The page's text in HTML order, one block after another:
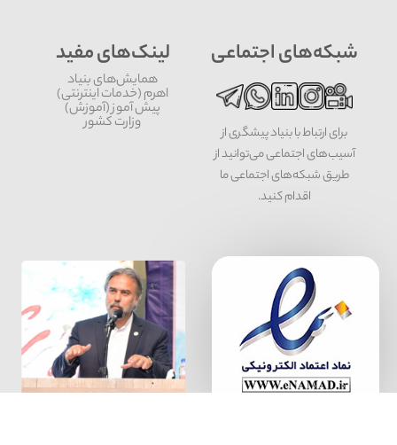
شبکه‌های اجتماعی
برای ارتباط با بنیاد پیشگری از
آسیب‌های اجتماعی می‌توانید از
طریق شبکه‌‎های اجتماعی ما
اقدام کنید.
لینک‌های مفید
همایش‌های بنیاد
اهرم (خدمات اینترنتی)
پیش آموز (آموزش)
وزارت کشور